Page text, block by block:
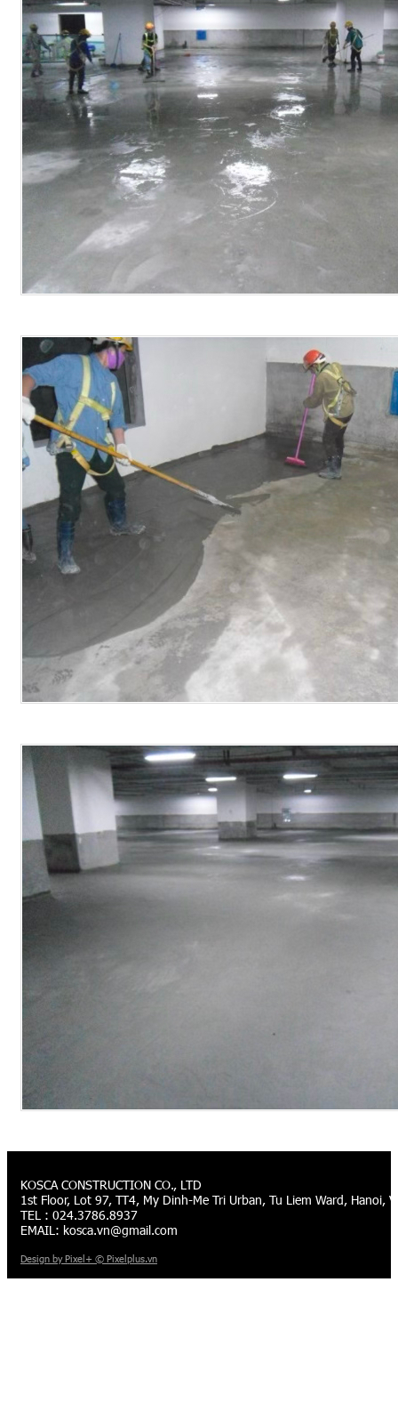
KOSCA CONSTRUCTION CO., LTD
1st Floor, Lot 97, TT4, My Dinh-Me Tri Urban, Tu Liem Ward, Hanoi,
TEL : 024.3786.8937
EMAIL: kosca.vn@gmail.com
Design by Pixel+ © Pixelplus.vn